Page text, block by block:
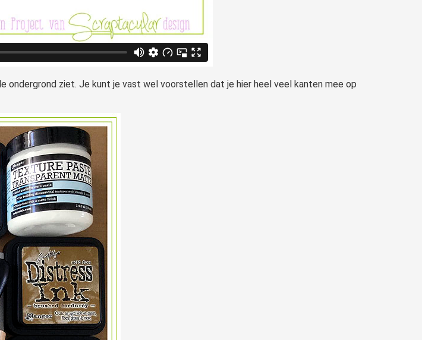
ziet. Je kunt je vast wel voorstellen dat je hier heel veel kanten mee op